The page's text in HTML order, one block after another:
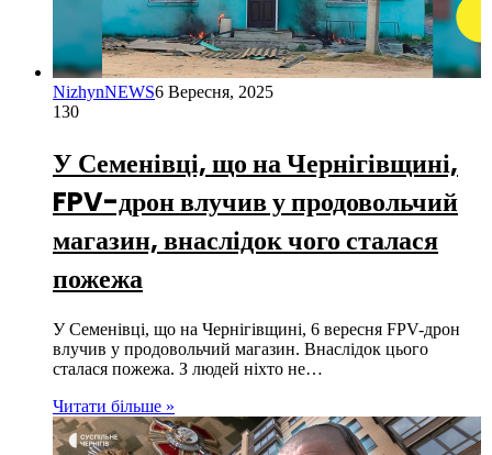
NizhynNEWS6 Вересня, 2025
130
У Семенівці, що на Чернігівщині,
FPV-дрон влучив у продовольчий
магазин, внаслідок чого сталася
пожежа
У Семенівці, що на Чернігівщині, 6 вересня FPV-дрон
влучив у продовольчий магазин. Внаслідок цього
сталася пожежа. З людей ніхто не…
Читати більше »